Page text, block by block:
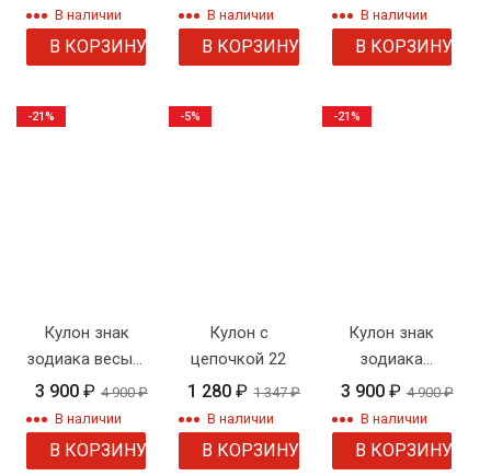
В наличии
В КОРЗИНУ
цепочкой
В наличии
В КОРЗИНУ
цепочкой
В наличии
В КОРЗИНУ
Кулон знак
зодиака весы с
цепочкой
3 900 ₽ 4 900₽
В наличии
В КОРЗИНУ
-21%
Кулон с
цепочкой 22
1 280₽ 1 347₽
В наличии
В КОРЗИНУ
-5%
Кулон знак
зодиака
козерог с
цепочкой
3 900 ₽ 4 900₽
В наличии
В КОРЗИНУ
-21%